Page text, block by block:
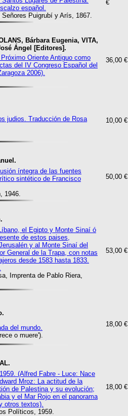
€
español.
Puigrubí y Arís, 1867.
Bárbara Eugenia, VITA,
Ángel [Editores].
36,00 €
Oriente Antiguo como
del IV Congreso Español del
2006).
10,00 €
judios. Traducción de Rosa
50,00 €
íntegra de las fuentes
sintético de Francisco
1946.
53,00 €
el Egipto y Monte Sinaí ó
de estos paises,
y al Monte Sinaí del
General de la Trapa, con notas
desde 1583 hasta 1833.
Imprenta de Pablo Riera,
18,00 €
del mundo.
o muere').
18,00 €
(Alfred Fabre - Luce: Nace
Mroz: La actitud de la
de Palestina y su evolución;
y el Mar Rojo en el panorama
otros textos).
Políticos, 1959.